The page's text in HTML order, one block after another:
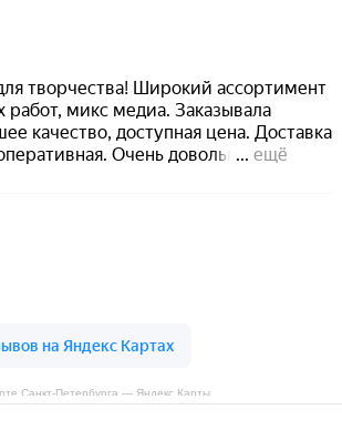
Санкт‑Петербурга — Яндекс Карты